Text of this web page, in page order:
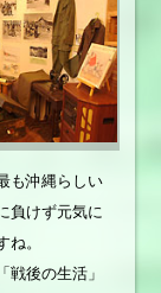
も沖縄らしい
負けず元気に
ね。
後の生活」